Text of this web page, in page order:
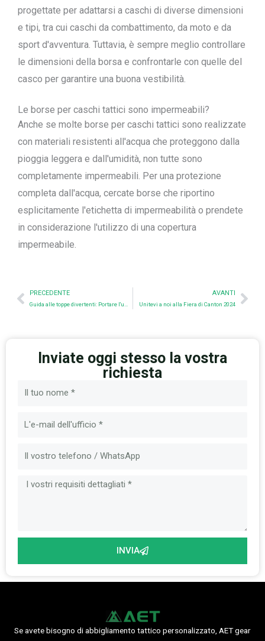
progettate per adattarsi a caschi di diverse dimensioni
e tipi, tra cui caschi da combattimento, da moto e da
sport d'avventura. Tuttavia, è sempre meglio controllare
le dimensioni della borsa e confrontarle con quelle del
casco per garantire una buona vestibilità.
Le borse per caschi tattici sono impermeabili?
Anche se molte borse per caschi tattici sono realizzate
con materiali resistenti all'acqua che proteggono dalla
pioggia leggera e dall'umidità, non tutte sono
completamente impermeabili. Per una protezione
completa dall'acqua, cercate borse che riportino
esplicitamente l'etichetta di impermeabilità o prendete
in considerazione l'utilizzo di una copertura
impermeabile.
Prev
PRECEDENTE AVANTI
Unitevi a noi alla Fiera di Canton 2024
Inviate oggi stesso la vostra
richiesta
INVIA
Se avete bisogno di abbigliamento tattico personalizzato, AET gear